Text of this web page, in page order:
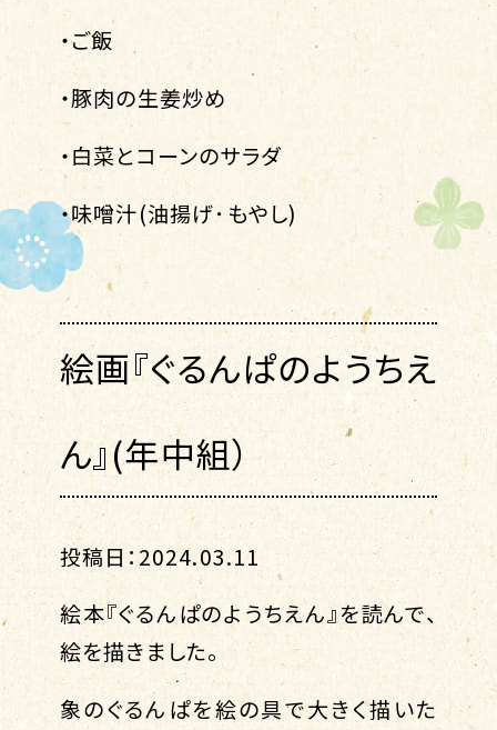
・ご飯
・豚肉の生姜炒め
・白菜とコーンのサラダ
・味噌汁(油揚げ･もやし)
絵画『ぐるんぱのようちえ
ん』(年中組）
投稿日：2024.03.11
絵本『ぐるんぱのようちえん』を読んで、
絵を描きました。
象のぐるんぱを絵の具で大きく描いた